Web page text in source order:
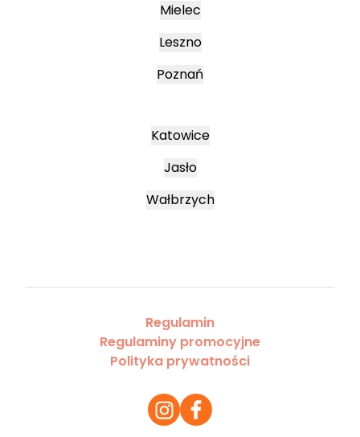
Mielec
Leszno
Poznań
Katowice
Jasło
Wałbrzych
Regulamin
Regulaminy promocyjne
Polityka prywatności